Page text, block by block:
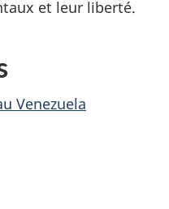
et leur liberté.
Venezuela